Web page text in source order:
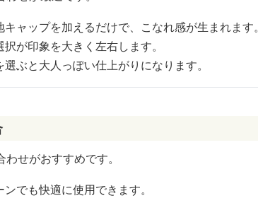
ャップを加えるだけで、こなれ感が生まれます。
が印象を大きく左右します。
選ぶと大人っぽい仕上がりになります。
わせがおすすめです。
でも快適に使用できます。